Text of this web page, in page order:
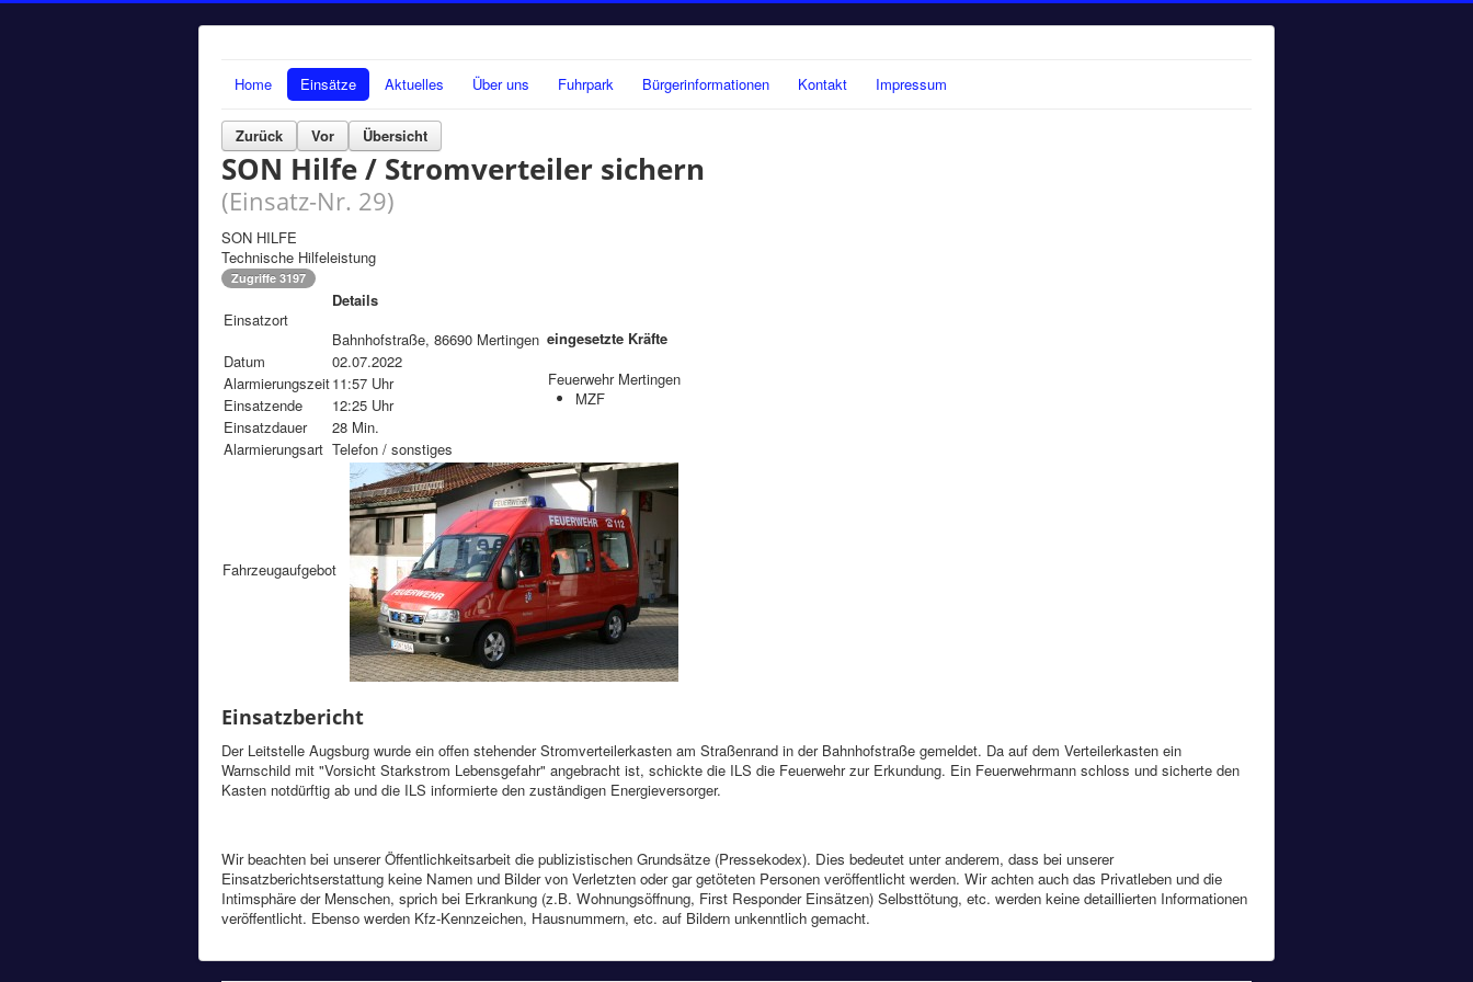
Home Einsätze Aktuelles Über uns Fuhrpark Bürgerinformationen Kontakt Impressum
Zurück Vor Übersicht
SON Hilfe / Stromverteiler sichern
(Einsatz-Nr. 29)
SON HILFE
Technische Hilfeleistung
Zugriffe 3197
Einsatzort
Details
Bahnhofstraße, 86690 Mertingen
Datum
02.07.2022
Alarmierungszeit11:57 Uhr
Einsatzende
12:25 Uhr
Einsatzdauer
28 Min.
Alarmierungsart Telefon / sonstiges
eingesetzte Kräfte
Feuerwehr Mertingen
MZF
Fahrzeugaufgebot
Einsatzbericht
Der Leitstelle Augsburg wurde ein offen stehender Stromverteilerkasten am Straßenrand in der Bahnhofstraße gemeldet. Da auf dem Verteilerkasten ein
Warnschild mit "Vorsicht Starkstrom Lebensgefahr" angebracht ist, schickte die ILS die Feuerwehr zur Erkundung. Ein Feuerwehrmann schloss und sicherte den
Kasten notdürftig ab und die ILS informierte den zuständigen Energieversorger.
Wir beachten bei unserer Öffentlichkeitsarbeit die publizistischen Grundsätze (Pressekodex). Dies bedeutet unter anderem, dass bei unserer
Einsatzberichtserstattung keine Namen und Bilder von Verletzten oder gar getöteten Personen veröffentlicht werden. Wir achten auch das Privatleben und die
Intimsphäre der Menschen, sprich bei Erkrankung (z.B. Wohnungsöffnung, First Responder Einsätzen) Selbsttötung, etc. werden keine detaillierten Informationen
veröffentlicht. Ebenso werden Kfz-Kennzeichen, Hausnummern, etc. auf Bildern unkenntlich gemacht.